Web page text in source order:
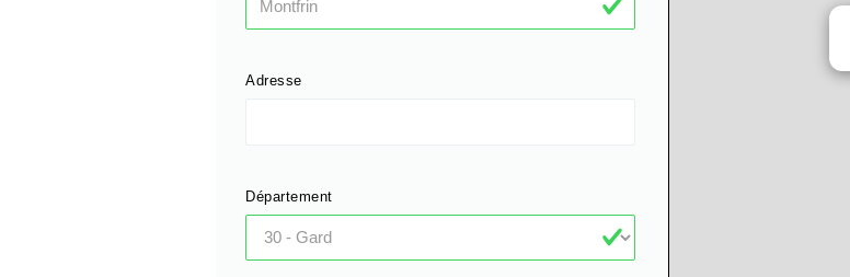
Adresse
Département